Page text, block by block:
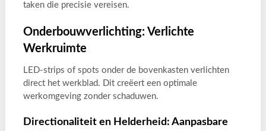
taken die precisie vereisen.
Onderbouwverlichting: Verlichte
Werkruimte
LED-strips of spots onder de bovenkasten verlichten
direct het werkblad. Dit creëert een optimale
werkomgeving zonder schaduwen.
Directionaliteit en Helderheid: Aanpasbare